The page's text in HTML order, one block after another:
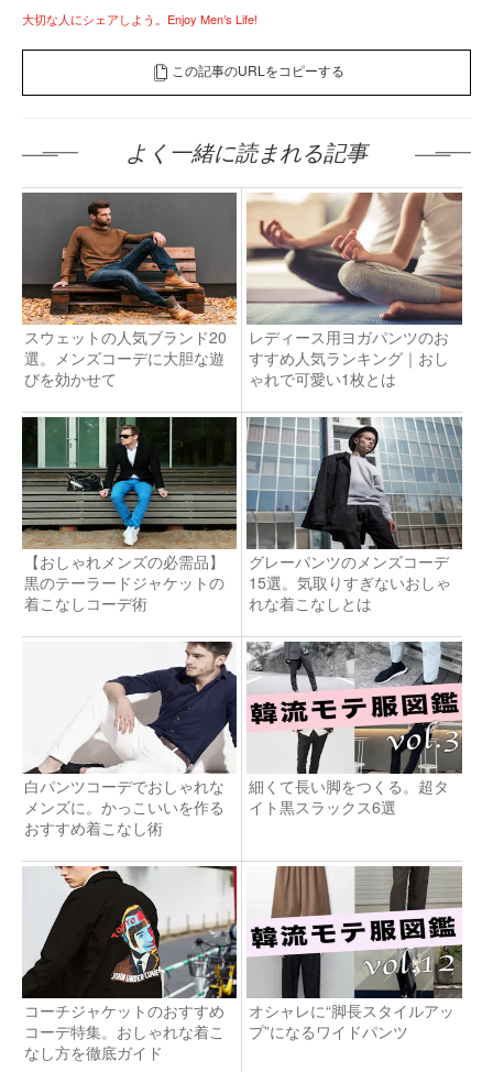
大切な人にシェアしよう。Enjoy Men’s Life!
この記事のURLをコピーする
よく一緒に読まれる記事
スウェットの人気ブランド20
選。メンズコーデに大胆な遊
びを効かせて
レディース用ヨガパンツのお
すすめ人気ランキング｜おし
ゃれで可愛い1枚とは
【おしゃれメンズの必需品】
黒のテーラードジャケットの
着こなしコーデ術
グレーパンツのメンズコーデ
15選。気取りすぎないおしゃ
れな着こなしとは
白パンツコーデでおしゃれな
メンズに。かっこいいを作る
おすすめ着こなし術
細くて長い脚をつくる。超タ
イト黒スラックス6選
コーチジャケットのおすすめ
コーデ特集。おしゃれな着こ
なし方を徹底ガイド
オシャレに“脚長スタイルアッ
プ”になるワイドパンツ